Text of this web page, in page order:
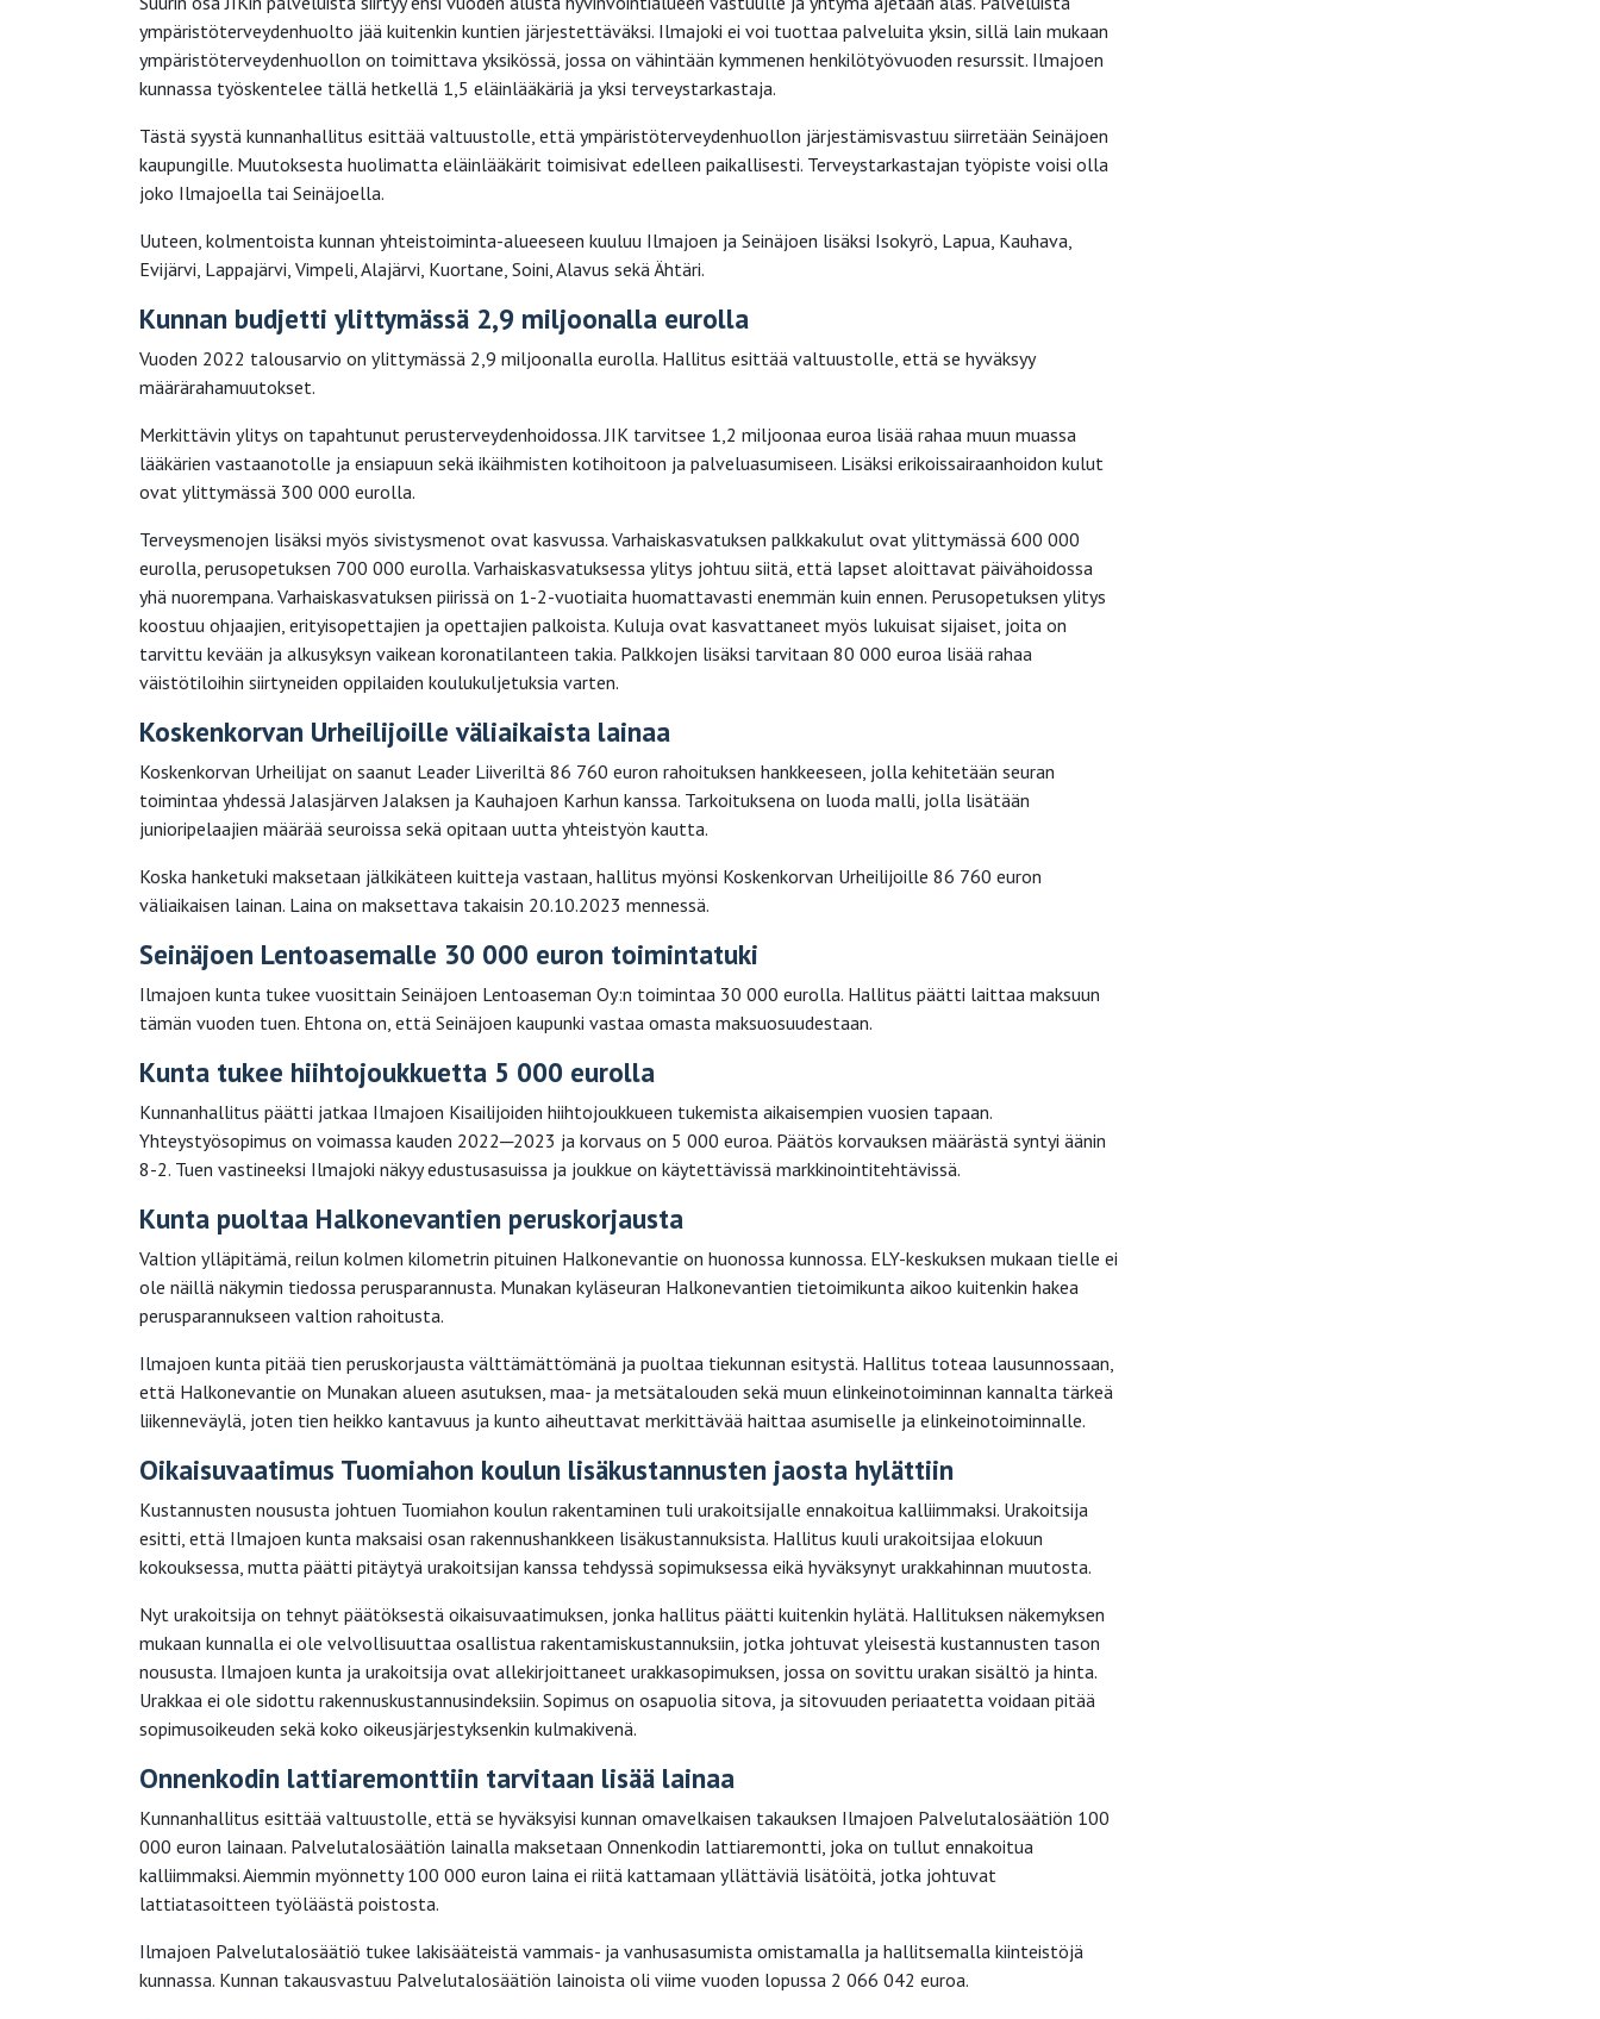
ympäristöterveydenhuolto jää kuitenkin kuntien järjestettäväksi. Ilmajoki ei voi tuottaa palveluita yksin, sillä lain mukaan
ympäristöterveydenhuollon on toimittava yksikössä, jossa on vähintään kymmenen henkilötyövuoden resurssit. Ilmajoen
kunnassa työskentelee tällä hetkellä 1,5 eläinlääkäriä ja yksi terveystarkastaja.
Tästä syystä kunnanhallitus esittää valtuustolle, että ympäristöterveydenhuollon järjestämisvastuu siirretään Seinäjoen
kaupungille. Muutoksesta huolimatta eläinlääkärit toimisivat edelleen paikallisesti. Terveystarkastajan työpiste voisi olla
joko Ilmajoella tai Seinäjoella.
Uuteen, kolmentoista kunnan yhteistoiminta-alueeseen kuuluu Ilmajoen ja Seinäjoen lisäksi Isokyrö, Lapua, Kauhava,
Evijärvi, Lappajärvi, Vimpeli, Alajärvi, Kuortane, Soini, Alavus sekä Ähtäri.
Kunnan budjetti ylittymässä 2,9 miljoonalla eurolla
Vuoden 2022 talousarvio on ylittymässä 2,9 miljoonalla eurolla. Hallitus esittää valtuustolle, että se hyväksyy
määrärahamuutokset.
Merkittävin ylitys on tapahtunut perusterveydenhoidossa. JIK tarvitsee 1,2 miljoonaa euroa lisää rahaa muun muassa
lääkärien vastaanotolle ja ensiapuun sekä ikäihmisten kotihoitoon ja palveluasumiseen. Lisäksi erikoissairaanhoidon kulut
ovat ylittymässä 300 000 eurolla.
Terveysmenojen lisäksi myös sivistysmenot ovat kasvussa. Varhaiskasvatuksen palkkakulut ovat ylittymässä 600 000
eurolla, perusopetuksen 700 000 eurolla. Varhaiskasvatuksessa ylitys johtuu siitä, että lapset aloittavat päivähoidossa
yhä nuorempana. Varhaiskasvatuksen piirissä on 1-2-vuotiaita huomattavasti enemmän kuin ennen. Perusopetuksen ylitys
koostuu ohjaajien, erityisopettajien ja opettajien palkoista. Kuluja ovat kasvattaneet myös lukuisat sijaiset, joita on
tarvittu kevään ja alkusyksyn vaikean koronatilanteen takia. Palkkojen lisäksi tarvitaan 80 000 euroa lisää rahaa
väistötiloihin siirtyneiden oppilaiden koulukuljetuksia varten.
Koskenkorvan Urheilijoille väliaikaista lainaa
Koskenkorvan Urheilijat on saanut Leader Liiveriltä 86 760 euron rahoituksen hankkeeseen, jolla kehitetään seuran
toimintaa yhdessä Jalasjärven Jalaksen ja Kauhajoen Karhun kanssa. Tarkoituksena on luoda malli, jolla lisätään
junioripelaajien määrää seuroissa sekä opitaan uutta yhteistyön kautta.
Koska hanketuki maksetaan jälkikäteen kuitteja vastaan, hallitus myönsi Koskenkorvan Urheilijoille 86 760 euron
väliaikaisen lainan. Laina on maksettava takaisin 20.10.2023 mennessä.
Seinäjoen Lentoasemalle 30 000 euron toimintatuki
Ilmajoen kunta tukee vuosittain Seinäjoen Lentoaseman Oy:n toimintaa 30 000 eurolla. Hallitus päätti laittaa maksuun
tämän vuoden tuen. Ehtona on, että Seinäjoen kaupunki vastaa omasta maksuosuudestaan.
Kunta tukee hiihtojoukkuetta 5 000 eurolla
Kunnanhallitus päätti jatkaa Ilmajoen Kisailijoiden hiihtojoukkueen tukemista aikaisempien vuosien tapaan.
Yhteystyösopimus on voimassa kauden 2022─2023 ja korvaus on 5 000 euroa. Päätös korvauksen määrästä syntyi äänin
8-2. Tuen vastineeksi Ilmajoki näkyy edustusasuissa ja joukkue on käytettävissä markkinointitehtävissä.
Kunta puoltaa Halkonevantien peruskorjausta
Valtion ylläpitämä, reilun kolmen kilometrin pituinen Halkonevantie on huonossa kunnossa. ELY-keskuksen mukaan tielle ei
ole näillä näkymin tiedossa perusparannusta. Munakan kyläseuran Halkonevantien tietoimikunta aikoo kuitenkin hakea
perusparannukseen valtion rahoitusta.
Ilmajoen kunta pitää tien peruskorjausta välttämättömänä ja puoltaa tiekunnan esitystä. Hallitus toteaa lausunnossaan,
että Halkonevantie on Munakan alueen asutuksen, maa- ja metsätalouden sekä muun elinkeinotoiminnan kannalta tärkeä
liikenneväylä, joten tien heikko kantavuus ja kunto aiheuttavat merkittävää haittaa asumiselle ja elinkeinotoiminnalle.
Oikaisuvaatimus Tuomiahon koulun lisäkustannusten jaosta hylättiin
Kustannusten noususta johtuen Tuomiahon koulun rakentaminen tuli urakoitsijalle ennakoitua kalliimmaksi. Urakoitsija
esitti, että Ilmajoen kunta maksaisi osan rakennushankkeen lisäkustannuksista. Hallitus kuuli urakoitsijaa elokuun
kokouksessa, mutta päätti pitäytyä urakoitsijan kanssa tehdyssä sopimuksessa eikä hyväksynyt urakkahinnan muutosta.
Nyt urakoitsija on tehnyt päätöksestä oikaisuvaatimuksen, jonka hallitus päätti kuitenkin hylätä. Hallituksen näkemyksen
mukaan kunnalla ei ole velvollisuuttaa osallistua rakentamiskustannuksiin, jotka johtuvat yleisestä kustannusten tason
noususta. Ilmajoen kunta ja urakoitsija ovat allekirjoittaneet urakkasopimuksen, jossa on sovittu urakan sisältö ja hinta.
Urakkaa ei ole sidottu rakennuskustannusindeksiin. Sopimus on osapuolia sitova, ja sitovuuden periaatetta voidaan pitää
sopimusoikeuden sekä koko oikeusjärjestyksenkin kulmakivenä.
Onnenkodin lattiaremonttiin tarvitaan lisää lainaa
Kunnanhallitus esittää valtuustolle, että se hyväksyisi kunnan omavelkaisen takauksen Ilmajoen Palvelutalosäätiön 100
000 euron lainaan. Palvelutalosäätiön lainalla maksetaan Onnenkodin lattiaremontti, joka on tullut ennakoitua
kalliimmaksi. Aiemmin myönnetty 100 000 euron laina ei riitä kattamaan yllättäviä lisätöitä, jotka johtuvat
lattiatasoitteen työläästä poistosta.
Ilmajoen Palvelutalosäätiö tukee lakisääteistä vammais- ja vanhusasumista omistamalla ja hallitsemalla kiinteistöjä
kunnassa. Kunnan takausvastuu Palvelutalosäätiön lainoista oli viime vuoden lopussa 2 066 042 euroa.